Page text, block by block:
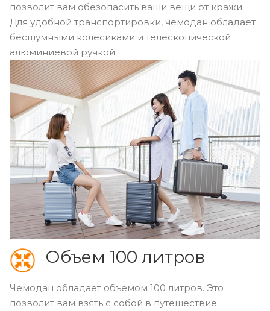
позволит вам обезопасить ваши вещи от кражи.
Для удобной транспортировки, чемодан обладает
бесшумными колесиками и телескопической
алюминиевой ручкой.
Объем 100 литров
Чемодан обладает объемом 100 литров. Это
позволит вам взять с собой в путешествие